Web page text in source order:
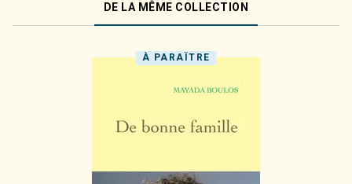
DE LA MÊME COLLECTION
À PARAÎTRE